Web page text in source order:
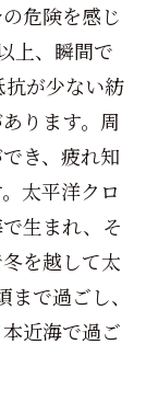
危険を感じ
上、瞬間で
が少ない紡
ります。周
き、疲れ知
太平洋クロ
生まれ、そ
を越して太
で過ごし、
近海で過ご